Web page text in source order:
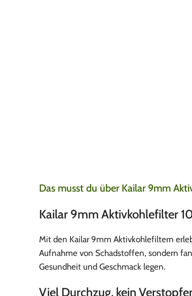
Das musst du über Kailar 9mm
Kailar 9mm Aktivkohlefilter
Mit den Kailar 9mm Aktivkohlefiltern
Aufnahme von Schadstoffen, sondern
Gesundheit und Geschmack legen.
Viel Durchzug, kein